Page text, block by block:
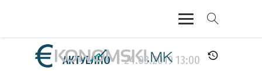
АКТУЕЛНО
АКТУЕЛНО 24.03.2019 13:00